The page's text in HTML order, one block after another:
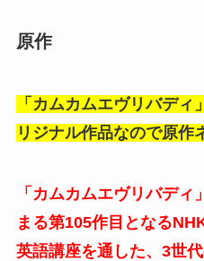
原作
「カムカムエヴリバデ
リジナル作品なので原作
「カムカムエヴリバデ
まる第105作目となる
英語講座を通した、3世